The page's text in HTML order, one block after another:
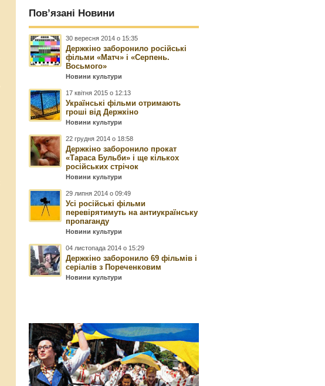
Пов’язані Новини
30 вересня 2014 о 15:35
Держкіно заборонило російські
фільми «Матч» і «Серпень.
Восьмого»
Новини культури
17 квітня 2015 о 12:13
Українські фільми отримають
гроші від Держкіно
Новини культури
22 грудня 2014 о 18:58
Держкіно заборонило прокат
«Тараса Бульби» і ще кількох
російських стрічок
Новини культури
29 липня 2014 о 09:49
Усі російські фільми
перевірятимуть на антиукраїнську
пропаганду
Новини культури
04 листопада 2014 о 15:29
Держкіно заборонило 69 фільмів і
серіалів з Пореченковим
Новини культури